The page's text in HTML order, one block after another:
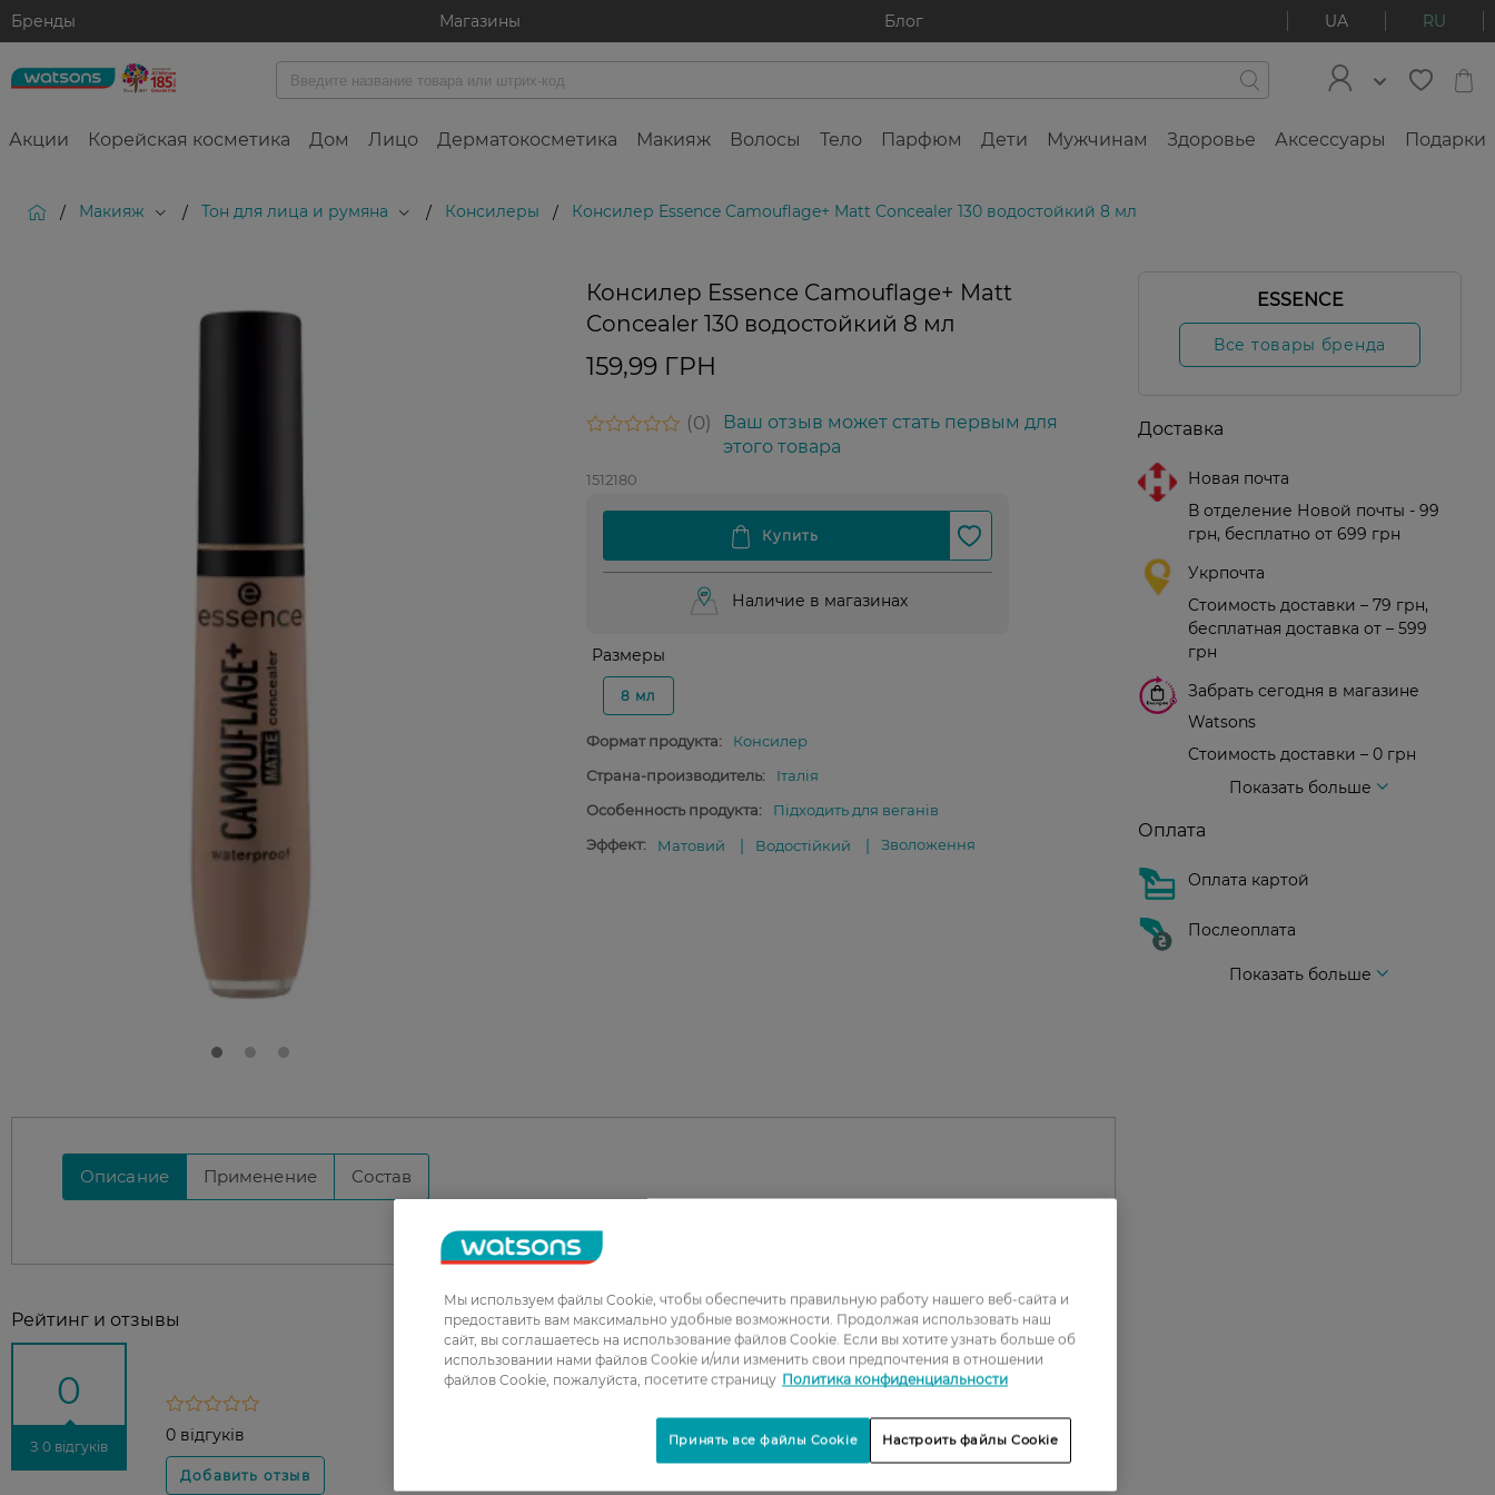
Бренды Магазины Блог UA RU
Акции Корейская косметика Дом Лицо Дерматокосметика Макияж Волосы Тело Парфюм Дети Мужчинам Здоровье Аксессуары Подарки
/ Макияж / Тон для лица и румяна / Консилеры / Консилер Essence Camouflage+ Matt Concealer 130 водостойкий 8 мл
Консилер Essence Camouflage+ Matt
Concealer 130 водостойкий 8 мл
159,99 ГРН
0
Ваш отзыв может стать первым для
этого товара
1512180
Наличие в магазинах
Размеры
8 мл
Формат продукта:
Консилер
Страна-производитель:
Італія
Особенность продукта:
Підходить для веганів
Эффект:
Матовий Водостійкий Зволоження
Описание Применение Состав
Рейтинг и отзывы
0
З 0 відгуків
0 відгуків
1
ESSENCE
Все товары бренда
Доставка
Новая почта
В отделение Новой почты - 99
грн, бесплатно от 699 грн
Укрпочта
Стоимость доставки – 79 грн,
бесплатная доставка от – 599
грн
Забрать сегодня в магазине
Watsons
Стоимость доставки – 0 грн
Показать больше
Оплата
Оплата картой
Послеоплата
Показать больше
Мы используем файлы Cookie, чтобы обеспечить правильную работу нашего веб-сайта и
предоставить вам максимально удобные возможности. Продолжая использовать наш
сайт, вы соглашаетесь на использование файлов Cookie. Если вы хотите узнать больше об
использовании нами файлов Cookie и/или изменить свои предпочтения в отношении
файлов Cookie, пожалуйста, посетите страницу Политика конфиденциальности
Настроить файлы Cookie
Принять все файлы Cookie